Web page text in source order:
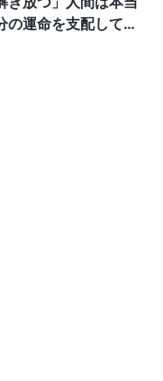
自分の手で触れら
す。この種の人の
を信じ、神に遣わ
の運命を支配してい